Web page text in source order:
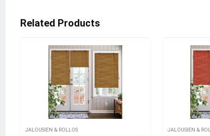
Related Products
JALOUSIEN & ROLLOS JALOUSIEN &